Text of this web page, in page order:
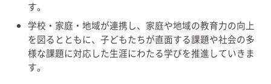
す。
学校・家庭・地域が連携し、家庭や地域の教育力の向上
を図るとともに、子どもたちが直面する課題や社会の多
様な課題に対応した生涯にわたる学びを推進していきま
す。